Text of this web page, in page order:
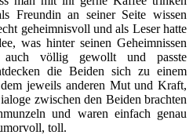
Freundin an seiner Seite wissen
geheimnisvoll und als Leser hatte
was hinter seinen Geheimnissen
völlig gewollt und passte
die Beiden sich zu einem
jeweils anderen Mut und Kraft,
zwischen den Beiden brachten
und waren einfach genau
toll.